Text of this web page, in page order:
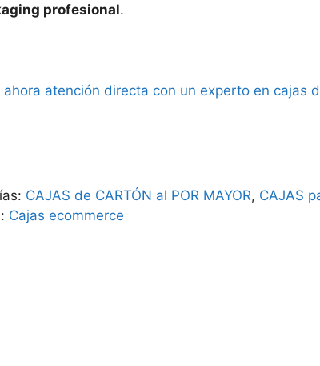
profesional.
CAJAS de CARTÓN al POR MAYOR, CAJAS
Cajas ecommerce